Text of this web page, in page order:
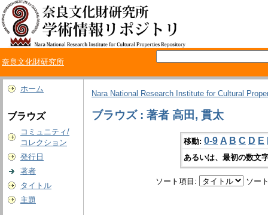
奈良文化財研究所
ホーム
ブラウズ
コミュニティ/
コレクション
発行日
著者
タイトル
主題
Nara National Research Institute for Cultural
ブラウズ : 著者 高田, 貫太
移動: 0-9 A B C D E
あるいは、最初の数文
ソート項目: ソー